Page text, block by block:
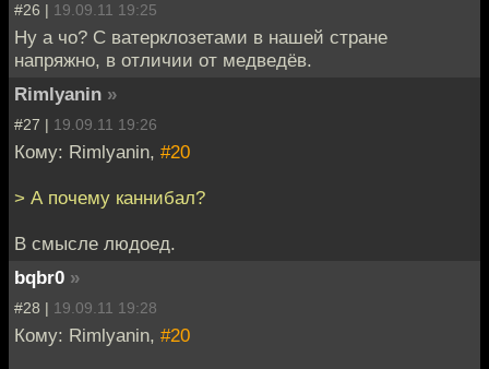
#26 | 19.09.11 19:25
Ну а чо? С ватерклозетами в нашей стране
напряжно, в отличии от медведёв.
Rimlyanin »
#27 | 19.09.11 19:26
Кому: Rimlyanin, #20
> А почему каннибал?
В смысле людоед.
bqbr0 »
#28 | 19.09.11 19:28
Кому: Rimlyanin, #20